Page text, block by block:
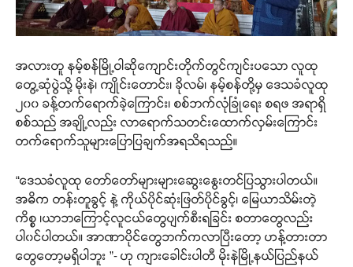
အလားတူ နမ့်စန်မြို့ဝါဆိုကျောင်းတိုက်တွင်ကျင်းပသော လူထု
တွေ့ဆုံပွဲသို့ မိုးနဲ၊ ကျိုင်းတောင်း၊ ခိုလမ်၊ နမ့်စန်တို့မှ ဒေသခံလူထု
၂၀၀ ခန့်တက်ရောက်ခဲ့ကြောင်း၊ စစ်ဘက်လုံခြုံရေး စရဖ အရာရှိ
စစ်သည် အချို့လည်း လာရောက်သတင်းထောက်လှမ်းကြောင်း
တက်ရောက်သူများပြောပြချက်အရသိရသည်။
“ဒေသခံလူထု တော်တော်များများဆွေးနွေးတင်ပြသွားပါတယ်။
အဓိက တန်းတူခွင့် နဲ့ ကိုယ်ပိုင်ဆုံးဖြတ်ပိုင်ခွင့်၊ မြေယာသိမ်းတဲ့
ကိစ္စ ၊ယာဘကြောင့်လူငယ်တွေပျက်စီးရခြင်း စတာတွေလည်း
ပါ၀င်ပါတယ်။ အာဏာပိုင်တွေဘက်ကလာပြီးတော့ ဟန့်တားတာ
တွေတော့မရှိပါဘူး ”- ဟု ကျားခေါင်းပါတီ မိုးနဲမြို့နယ်ပြည်နယ်